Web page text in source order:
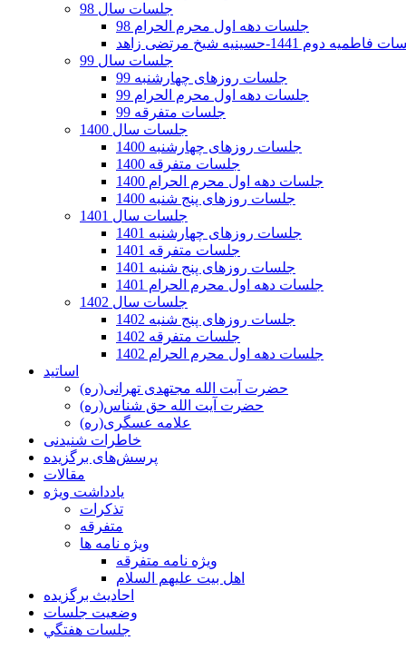
جلسات سال 98
جلسات دهه اول محرم الحرام 98
دوم 1441-حسینیه شیخ مرتضی زاهد
جلسات سال 99
جلسات روزهای چهارشنبه 99
جلسات دهه اول محرم الحرام 99
جلسات متفرقه 99
جلسات سال 1400
جلسات روزهای چهارشنبه 1400
جلسات متفرقه 1400
جلسات دهه اول محرم الحرام 1400
جلسات روزهای پنج شنبه 1400
جلسات سال 1401
جلسات روزهای چهارشنبه 1401
جلسات متفرقه 1401
جلسات روزهای پنج شنبه 1401
جلسات دهه اول محرم الحرام 1401
جلسات سال 1402
جلسات روزهای پنج شنبه 1402
جلسات متفرقه 1402
جلسات دهه اول محرم الحرام 1402
اساتید
حضرت آیت الله مجتهدی تهرانی(ره)
حضرت آیت الله حق شناس(ره)
علامه عسگری(ره)
خاطرات شنیدنی
پرسش‌های برگزیده
مقالات
یادداشت ویژه
تذكرات
متفرقه
ويژه نامه ها
ويژه نامه متفرقه
اهل بيت عليهم السلام
احادیث برگزیده
وضعیت جلسات
جلسات هفتگي